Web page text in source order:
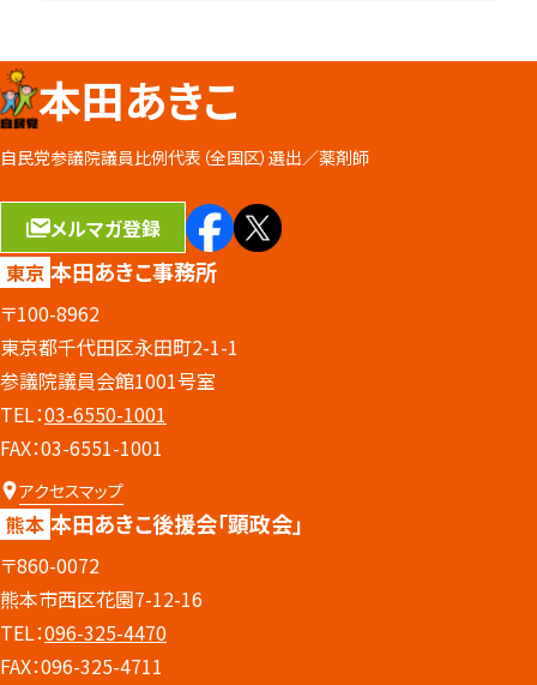
本田あきこ
自民党参議院議員比例代表（全国区）選出／薬剤師
メルマガ登録
東京 本田あきこ事務所
〒100-8962
東京都千代田区永田町2-1-1
参議院議員会館1001号室
TEL：03-6550-1001
FAX：03-6551-1001
アクセスマップ
熊本 本田あきこ後援会「顕政会」
〒860-0072
熊本市西区花園7-12-16
TEL：096-325-4470
FAX：096-325-4711